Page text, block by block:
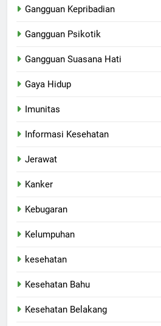
Gangguan Kepribadian
Gangguan Psikotik
Gangguan Suasana Hati
Gaya Hidup
Imunitas
Informasi Kesehatan
Jerawat
Kanker
Kebugaran
Kelumpuhan
kesehatan
Kesehatan Bahu
Kesehatan Belakang